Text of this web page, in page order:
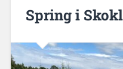
Spring i